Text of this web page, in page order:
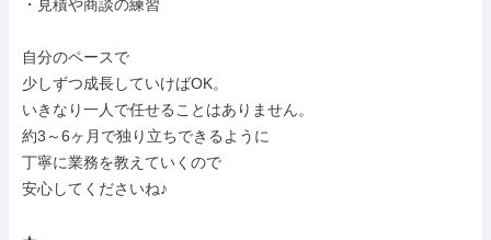
・見積や商談の練習
自分のペースで
少しずつ成長していけばOK。
いきなり一人で任せることはありません。
約3～6ヶ月で独り立ちできるように
丁寧に業務を教えていくので
安心してくださいね♪